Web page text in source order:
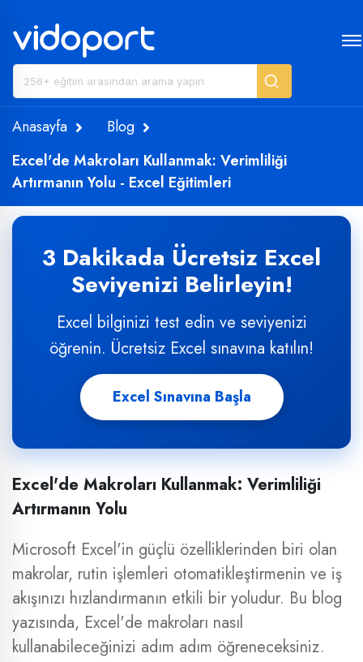
Anasayfa
Blog
Excel'de Makroları Kullanmak: Verimliliği
Artırmanın Yolu - Excel Eğitimleri
3 Dakikada Ücretsiz Excel
Seviyenizi Belirleyin!
Excel bilginizi test edin ve seviyenizi
öğrenin. Ücretsiz Excel sınavına katılın!
Excel Sınavına Başla
Excel'de Makroları Kullanmak: Verimliliği
Artırmanın Yolu
Microsoft Excel'in güçlü özelliklerinden biri olan
makrolar, rutin işlemleri otomatikleştirmenin ve iş
akışınızı hızlandırmanın etkili bir yoludur. Bu blog
yazısında, Excel'de makroları nasıl
kullanabileceğinizi adım adım öğreneceksiniz.